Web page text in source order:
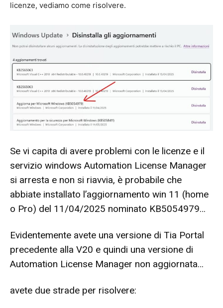
licenze, vediamo come risolvere.
Se vi capita di avere problemi con le licenze e il
servizio windows Automation License Manager
si arresta e non si riavvia, è probabile che
abbiate installato l’aggiornamento win 11 (home
o Pro) del 11/04/2025 nominato KB5054979…
Evidentemente avete una versione di Tia Portal
precedente alla V20 e quindi una versione di
Automation License Manager non aggiornata…
avete due strade per risolvere: